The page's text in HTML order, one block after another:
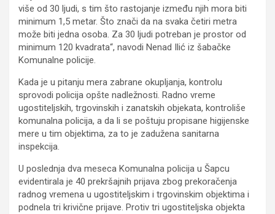
više od 30 ljudi, s tim što rastojanje između njih mora biti
minimum 1,5 metar. Što znači da na svaka četiri metra
može biti jedna osoba. Za 30 ljudi potreban je prostor od
minimum 120 kvadrata“, navodi Nenad Ilić iz šabačke
Komunalne policije.
Kada je u pitanju mera zabrane okupljanja, kontrolu
sprovodi policija opšte nadležnosti. Radno vreme
ugostiteljskih, trgovinskih i zanatskih objekata, kontroliše
komunalna policija, a da li se poštuju propisane higijenske
mere u tim objektima, za to je zadužena sanitarna
inspekcija.
U poslednja dva meseca Komunalna policija u Šapcu
evidentirala je 40 prekršajnih prijava zbog prekoračenja
radnog vremena u ugostiteljskim i trgovinskim objektima i
podnela tri krivične prijave. Protiv tri ugostiteljska objekta